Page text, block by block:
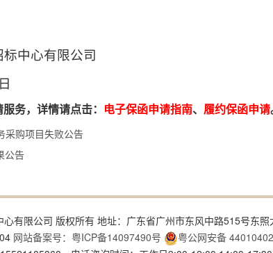
限公司
日
务，详情请点击： 电子保函申请指南、 履约保函申请
采购项目失败公告
公告
有限公司 版权所有 地址：广东省广州市东风中路515号东
网站备案号：粤ICP备14097490号
粤公网安备